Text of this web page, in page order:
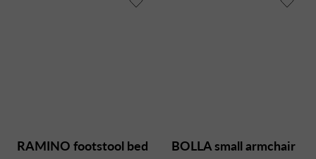
RAMINO footstool bed BOLLA small armchair